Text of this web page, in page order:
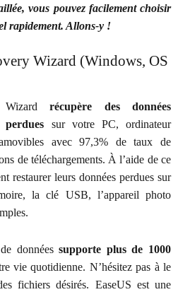
vous pouvez facilement choisir
rapidement. Allons-y !
Wizard (Windows, OS
Wizardrécupère des données
perdues sur votre PC,ordinateur
avec 97,3% de taux de
de téléchargements. À l’aide de ce
restaurer leurs données perdues sur
la clé USB, l’appareil photo
donnéessupporte plus de 1000
vie quotidienne. N’hésitez pas à le
fichiers désirés. EaseUS est une